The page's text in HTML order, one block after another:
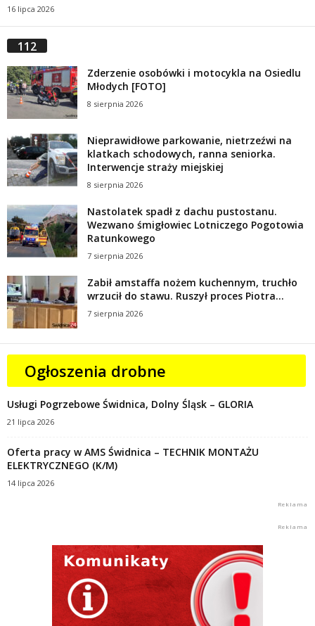
16 lipca 2026
112
Zderzenie osobówki i motocykla na Osiedlu
Młodych [FOTO]
8 sierpnia 2026
Nieprawidłowe parkowanie, nietrzeźwi na
klatkach schodowych, ranna seniorka.
Interwencje straży miejskiej
8 sierpnia 2026
Nastolatek spadł z dachu pustostanu.
Wezwano śmigłowiec Lotniczego Pogotowia
Ratunkowego
7 sierpnia 2026
Zabił amstaffa nożem kuchennym, truchło
wrzucił do stawu. Ruszył proces Piotra...
7 sierpnia 2026
Ogłoszenia drobne
Usługi Pogrzebowe Świdnica, Dolny Śląsk – GLORIA
21 lipca 2026
Oferta pracy w AMS Świdnica – TECHNIK MONTAŻU
ELEKTRYCZNEGO (K/M)
14 lipca 2026